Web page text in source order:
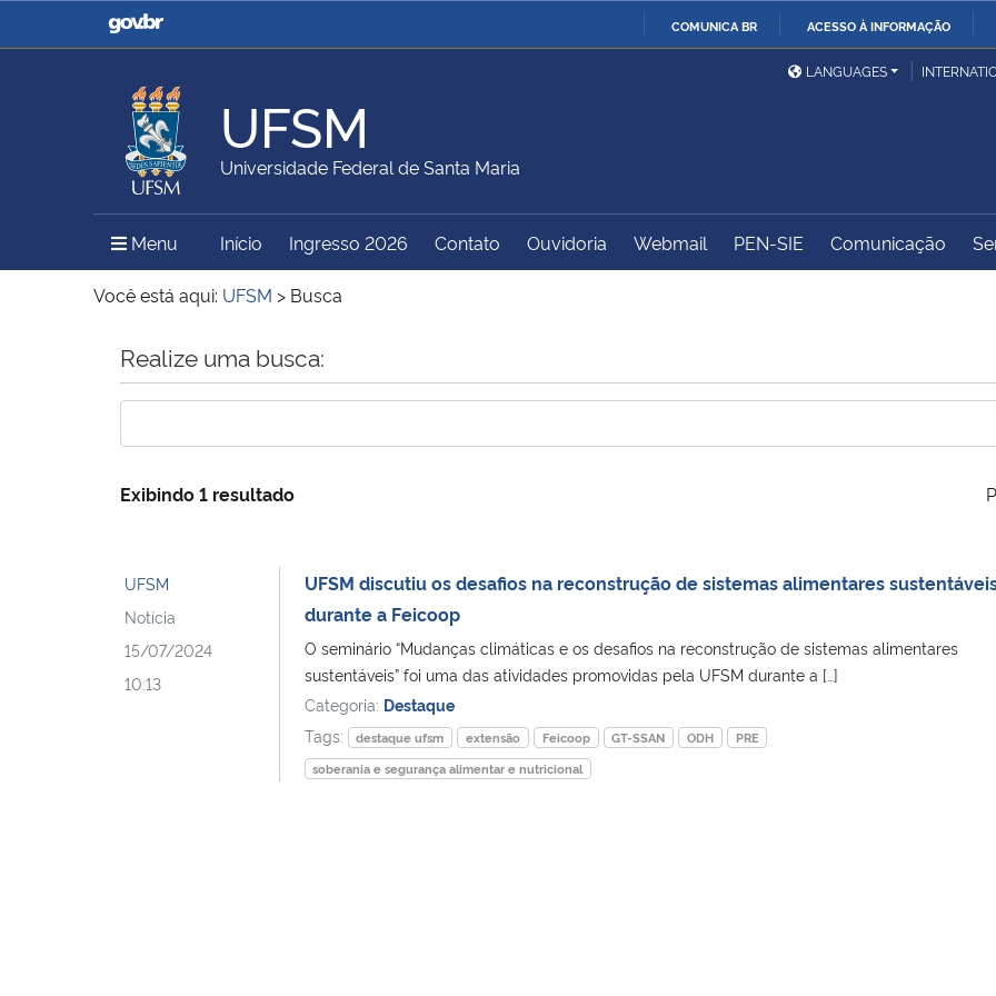
COMUNICA BR ACESSO À INFORMAÇÃO
Casa Civil
Ministério da Justiça e
Ministério da Defesa
Ministério das Relações
Exteriores
Ministério da Agricultura,
Pecuária e Abastecimento
Ministério da Educação
Ministério do Meio Ambiente Ministério do Turismo
Ministério do
Controladoria-Geral da
LANGUAGES
UFSM
Universidade Federal de Santa Maria
Menu Menu Principal do Sítio
Início Ingresso 2026 Contato Ouvidoria Webmail PEN-SIE Comunicação
Você está aqui: UFSM > Busca
Início do conteúdo
Realize uma busca:
Exibindo 1 resultado
UFSM
Notícia
15/07/2024
10:13
UFSM discutiu os desafios na reconstrução de sistemas alimentares
durante a Feicoop
O seminário “Mudanças climáticas e os desafios na reconstrução de sistemas alimentares
sustentáveis” foi uma das atividades promovidas pela UFSM durante a […]
Categoria: Destaque
Tags:
destaque ufsm extensão Feicoop GT-SSAN ODH
PRE
soberania e segurança alimentar e nutricional